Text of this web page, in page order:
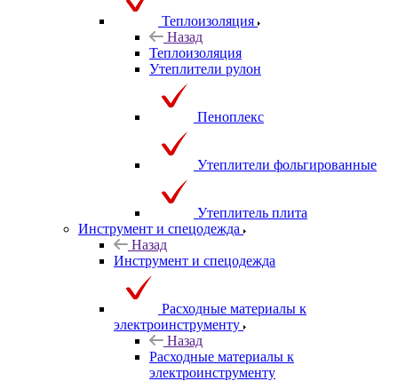
Теплоизоляция
Назад
Теплоизоляция
Утеплители рулон
Пеноплекс
Утеплители фольгированные
Утеплитель плита
Инструмент и спецодежда
Назад
Инструмент и спецодежда
Расходные материалы к
электроинструменту
Назад
Расходные материалы к
электроинструменту